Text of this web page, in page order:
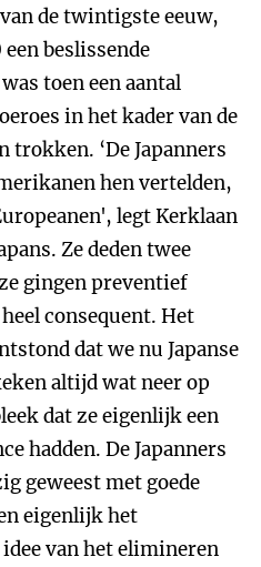
de twintigste eeuw,
beslissende
toen een aantal
in het kader van de
trokken. ‘De Japanners
hen vertelden,
legt Kerklaan
Ze deden twee
gingen preventief
consequent. Het
dat we nu Japanse
altijd wat neer op
dat ze eigenlijk een
hadden. De Japanners
geweest met goede
eigenlijk het
van het elimineren